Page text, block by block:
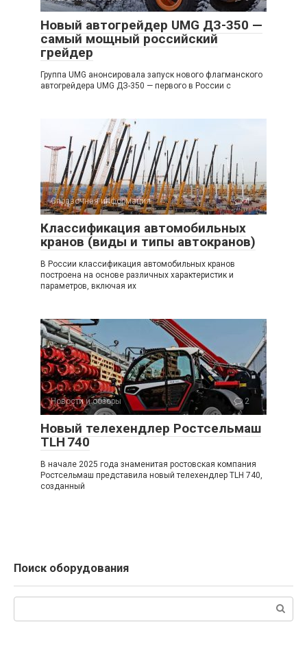
Новый автогрейдер UMG ДЗ-350 —
самый мощный российский
грейдер
Группа UMG анонсировала запуск нового флагманского
автогрейдера UMG ДЗ-350 — первого в России с
Справочная информация 4
Классификация автомобильных
кранов (виды и типы автокранов)
В России классификация автомобильных кранов
построена на основе различных характеристик и
параметров, включая их
Новости и обзоры 2
Новый телехендлер Ростсельмаш
TLH 740
В начале 2025 года знаменитая ростовская компания
Ростсельмаш представила новый телехендлер TLH 740,
созданный
Поиск оборудования